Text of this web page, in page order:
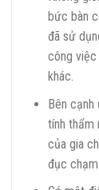
bức bàn
đã sử
công
khác.
Bên
tính thẩm
của gia
đục chạm